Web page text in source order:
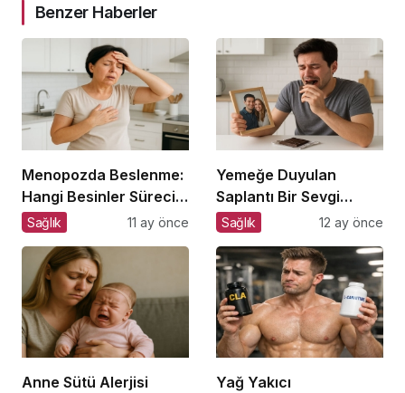
Benzer Haberler
Menopozda Beslenme:
Hangi Besinler Süreci
Kolaylaştırır?
Sağlık 11 ay önce
Yemeğe Duyulan
Saplantı Bir Sevgi
İhtiyacıdır
Sağlık 12 ay önce
Anne Sütü Alerjisi
Yağ Yakıcı